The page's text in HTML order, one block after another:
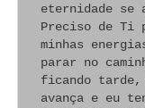
eternidade se
Preciso de Ti
minhas
parar no
ficando tarde,
avança e eu